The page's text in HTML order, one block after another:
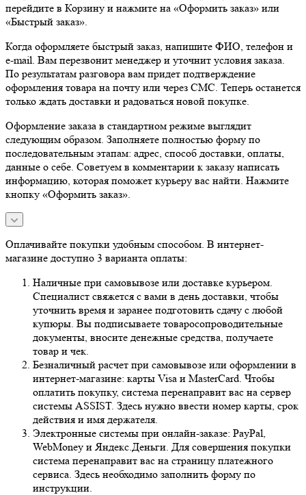
перейдите в Корзину и нажмите на «Оформить заказ» или
«Быстрый заказ».
Когда оформляете быстрый заказ, напишите ФИО, телефон и
e-mail. Вам перезвонит менеджер и уточнит условия заказа.
По результатам разговора вам придет подтверждение
оформления товара на почту или через СМС. Теперь останется
только ждать доставки и радоваться новой покупке.
Оформление заказа в стандартном режиме выглядит
следующим образом. Заполняете полностью форму по
последовательным этапам: адрес, способ доставки, оплаты,
данные о себе. Советуем в комментарии к заказу написать
информацию, которая поможет курьеру вас найти. Нажмите
кнопку «Оформить заказ».
Оплачивайте покупки удобным способом. В интернет-
магазине доступно 3 варианта оплаты:
Наличные при самовывозе или доставке курьером.
Специалист свяжется с вами в день доставки, чтобы
уточнить время и заранее подготовить сдачу с любой
купюры. Вы подписываете товаросопроводительные
документы, вносите денежные средства, получаете
товар и чек.
Безналичный расчет при самовывозе или оформлении в
интернет-магазине: карты Visa и MasterCard. Чтобы
оплатить покупку, система перенаправит вас на сервер
системы ASSIST. Здесь нужно ввести номер карты, срок
действия и имя держателя.
Электронные системы при онлайн-заказе: PayPal,
WebMoney и Яндекс.Деньги. Для совершения покупки
система перенаправит вас на страницу платежного
сервиса. Здесь необходимо заполнить форму по
инструкции.